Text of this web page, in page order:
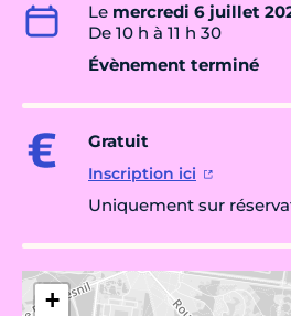
Le mercredi 6 juillet
De 10 h à 11 h 30
Évènement terminé
Gratuit
Inscription ici
Uniquement sur
+